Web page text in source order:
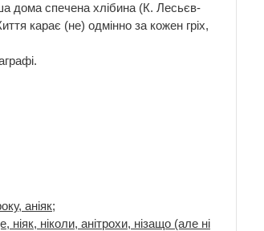
дома спечена хлібина (К. Лесьєв-
карає (не) одмінно за кожен гріх,
аніяк;
ніколи, анітрохи, нізащо (але ні